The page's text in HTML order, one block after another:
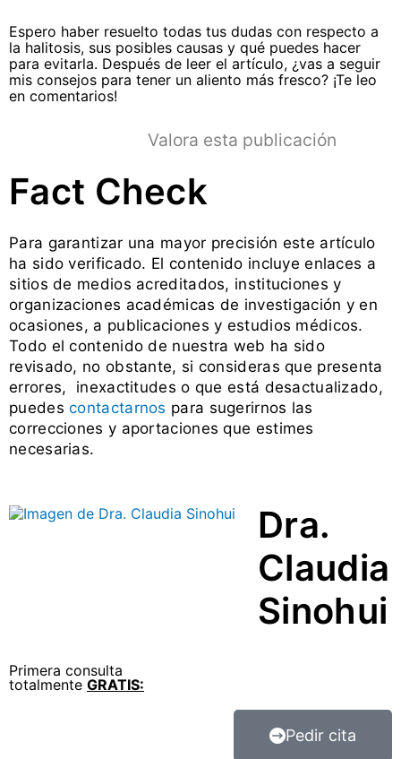
Espero haber resuelto todas tus dudas con respecto a
la halitosis, sus posibles causas y qué puedes hacer
para evitarla. Después de leer el artículo, ¿vas a seguir
mis consejos para tener un aliento más fresco? ¡Te leo
en comentarios!
Valora esta publicación
Fact Check
Para garantizar una mayor precisión este artículo
ha sido verificado. El contenido incluye enlaces a
sitios de medios acreditados, instituciones y
organizaciones académicas de investigación y en
ocasiones, a publicaciones y estudios médicos.
Todo el contenido de nuestra web ha sido
revisado, no obstante, si consideras que presenta
errores, inexactitudes o que está desactualizado,
puedescontactarnos para sugerirnos las
correcciones y aportaciones que estimes
necesarias.
Dra.
Claudia
Sinohui
Primera consulta
totalmente GRATIS:
Pedir cita